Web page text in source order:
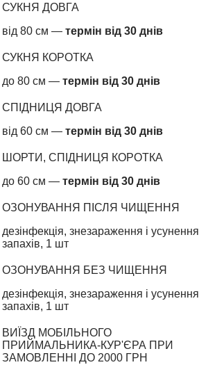
СУКНЯ ДОВГА
від 80 см — термін від 30 днів
СУКНЯ КОРОТКА
до 80 см — термін від 30 днів
СПІДНИЦЯ ДОВГА
від 60 см — термін від 30 днів
ШОРТИ, СПІДНИЦЯ КОРОТКА
до 60 см — термін від 30 днів
ОЗОНУВАННЯ ПІСЛЯ ЧИЩЕННЯ
дезінфекція, знезараження і усунення
запахів, 1 шт
ОЗОНУВАННЯ БЕЗ ЧИЩЕННЯ
дезінфекція, знезараження і усунення
запахів, 1 шт
ВИЇЗД МОБІЛЬНОГО
ПРИЙМАЛЬНИКА-КУР'ЄРА ПРИ
ЗАМОВЛЕННІ ДО 2000 ГРН